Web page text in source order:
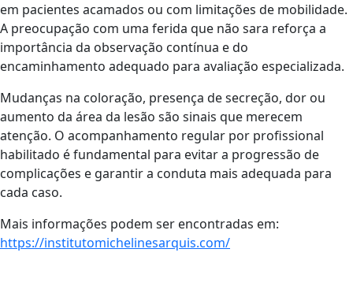
em pacientes acamados ou com limitações de mobilidade.
A preocupação com uma ferida que não sara reforça a
importância da observação contínua e do
encaminhamento adequado para avaliação especializada.
Mudanças na coloração, presença de secreção, dor ou
aumento da área da lesão são sinais que merecem
atenção. O acompanhamento regular por profissional
habilitado é fundamental para evitar a progressão de
complicações e garantir a conduta mais adequada para
cada caso.
Mais informações podem ser encontradas em:
https://institutomichelinesarquis.com/